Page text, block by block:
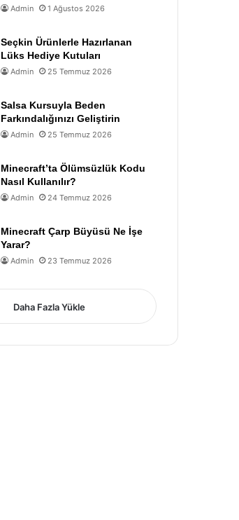
Admin 1 Ağustos 2026
Seçkin Ürünlerle Hazırlanan
Lüks Hediye Kutuları
Admin 25 Temmuz 2026
Salsa Kursuyla Beden
Farkındalığınızı Geliştirin
Admin 25 Temmuz 2026
Minecraft’ta Ölümsüzlük Kodu
Nasıl Kullanılır?
Admin 24 Temmuz 2026
Minecraft Çarp Büyüsü Ne İşe
Yarar?
Admin 23 Temmuz 2026
Daha Fazla Yükle